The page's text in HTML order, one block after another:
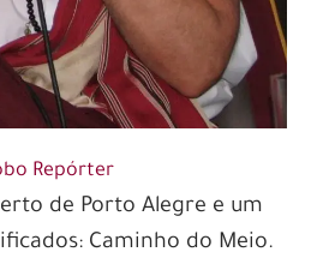
Repórter
de Porto Alegre e um
Caminho do Meio.